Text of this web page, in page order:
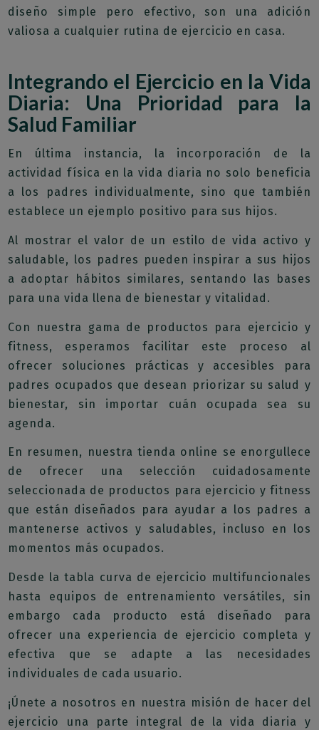
diseño simple pero efectivo, son una adición
valiosa a cualquier rutina de ejercicio en casa.
Integrando el Ejercicio en la Vida
Diaria: Una Prioridad para la
Salud Familiar
En última instancia, la incorporación de la
actividad física en la vida diaria no solo beneficia
a los padres individualmente, sino que también
establece un ejemplo positivo para sus hijos.
Al mostrar el valor de un estilo de vida activo y
saludable, los padres pueden inspirar a sus hijos
a adoptar hábitos similares, sentando las bases
para una vida llena de bienestar y vitalidad.
Con nuestra gama de productos para ejercicio y
fitness, esperamos facilitar este proceso al
ofrecer soluciones prácticas y accesibles para
padres ocupados que desean priorizar su salud y
bienestar, sin importar cuán ocupada sea su
agenda.
En resumen, nuestra tienda online se enorgullece
de ofrecer una selección cuidadosamente
seleccionada de productos para ejercicio y fitness
que están diseñados para ayudar a los padres a
mantenerse activos y saludables, incluso en los
momentos más ocupados.
Desde la tabla curva de ejercicio multifuncionales
hasta equipos de entrenamiento versátiles, sin
embargo cada producto está diseñado para
ofrecer una experiencia de ejercicio completa y
efectiva que se adapte a las necesidades
individuales de cada usuario.
¡Únete a nosotros en nuestra misión de hacer del
ejercicio una parte integral de la vida diaria y